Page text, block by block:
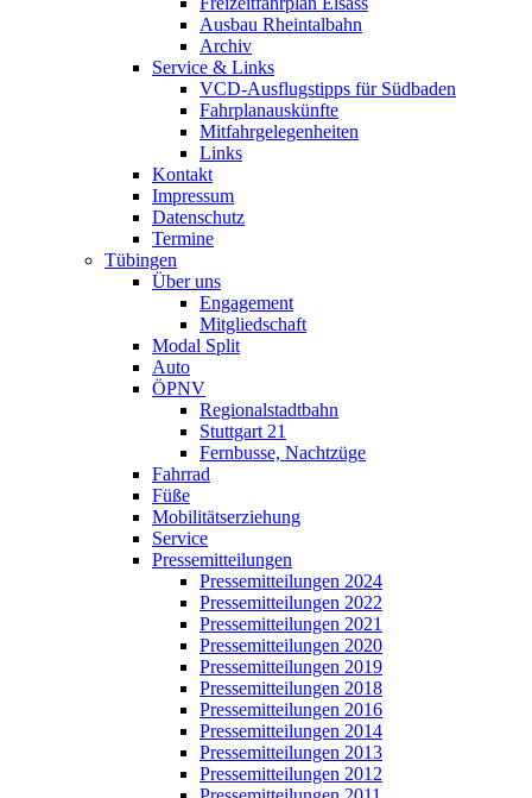
Ausbau Rheintalbahn
Archiv
Service & Links
VCD-Ausflugstipps für Südbaden
Fahrplanauskünfte
Mitfahrgelegenheiten
Links
Kontakt
Impressum
Datenschutz
Termine
Tübingen
Über uns
Engagement
Mitgliedschaft
Modal Split
Auto
ÖPNV
Regionalstadtbahn
Stuttgart 21
Fernbusse, Nachtzüge
Fahrrad
Füße
Mobilitätserziehung
Service
Pressemitteilungen
Pressemitteilungen 2024
Pressemitteilungen 2022
Pressemitteilungen 2021
Pressemitteilungen 2020
Pressemitteilungen 2019
Pressemitteilungen 2018
Pressemitteilungen 2016
Pressemitteilungen 2014
Pressemitteilungen 2013
Pressemitteilungen 2012